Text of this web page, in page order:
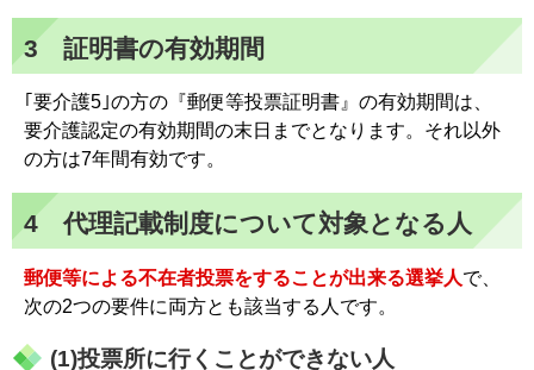
3 証明書の有効期間
｢要介護5｣の方の『郵便等投票証明書』の有効期間は、
要介護認定の有効期間の末日までとなります。それ以外
の方は7年間有効です。
4 代理記載制度について対象となる人
郵便等による不在者投票をすることが出来る選挙人で、
次の2つの要件に両方とも該当する人です。
(1)投票所に行くことができない人